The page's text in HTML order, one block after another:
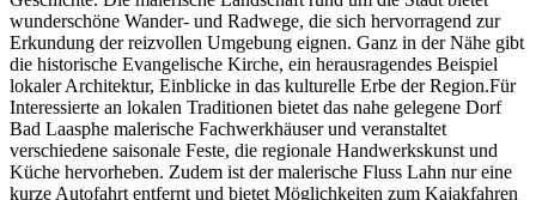
wunderschöne Wander- und Radwege, die sich hervorragend zur
Erkundung der reizvollen Umgebung eignen. Ganz in der Nähe gibt
die historische Evangelische Kirche, ein herausragendes Beispiel
lokaler Architektur, Einblicke in das kulturelle Erbe der Region.Für
Interessierte an lokalen Traditionen bietet das nahe gelegene Dorf
Bad Laasphe malerische Fachwerkhäuser und veranstaltet
verschiedene saisonale Feste, die regionale Handwerkskunst und
Küche hervorheben. Zudem ist der malerische Fluss Lahn nur eine
kurze Autofahrt entfernt und bietet Möglichkeiten zum Kajakfahren